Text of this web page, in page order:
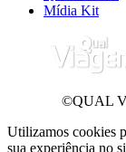
Mídia Kit
©QUAL
Utilizamos cookies
sua experiência no